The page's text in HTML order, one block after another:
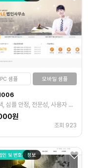
PC 샘플 모바일 샘플
주황색, 심플 안정, 전문성, 사용자 편의, 안정과 신뢰
원
조회 923
정보
인 및 변호사